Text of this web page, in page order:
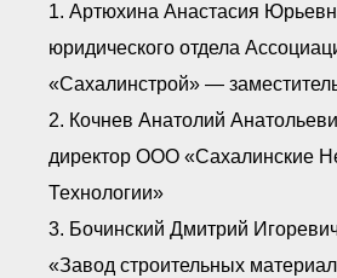
Орган
Работа
1. Артюхина Анастасия
юридического отдела
«Сахалинстрой» —
2. Кочнев Анатолий
директор ООО «Сахалинские
Технологии»
3. Бочинский Дмитрий
«Завод строительных